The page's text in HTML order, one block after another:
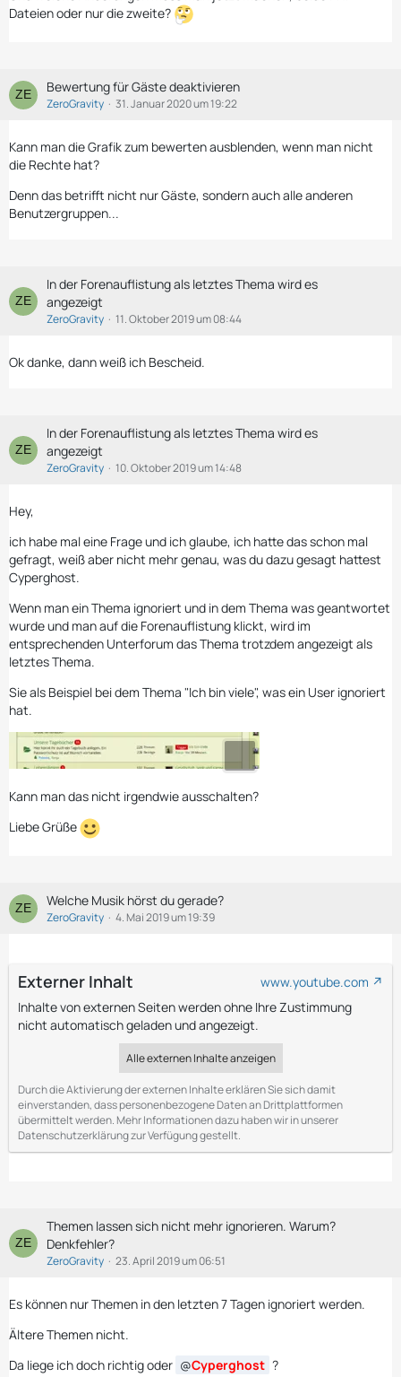
Dateien oder nur die zweite?
Bewertung für Gäste deaktivieren
ZeroGravity 31. Januar 2020 um 19:22
Kann man die Grafik zum bewerten ausblenden, wenn man nicht
die Rechte hat?
Denn das betrifft nicht nur Gäste, sondern auch alle anderen
Benutzergruppen...
In der Forenauflistung als letztes Thema wird es
angezeigt
ZeroGravity 11. Oktober 2019 um 08:44
Ok danke, dann weiß ich Bescheid.
In der Forenauflistung als letztes Thema wird es
angezeigt
ZeroGravity 10. Oktober 2019 um 14:48
Hey,
ich habe mal eine Frage und ich glaube, ich hatte das schon mal
gefragt, weiß aber nicht mehr genau, was du dazu gesagt hattest
Cyperghost.
Wenn man ein Thema ignoriert und in dem Thema was geantwortet
wurde und man auf die Forenauflistung klickt, wird im
entsprechenden Unterforum das Thema trotzdem angezeigt als
letztes Thema.
Sie als Beispiel bei dem Thema "Ich bin viele", was ein User ignoriert
hat.
Kann man das nicht irgendwie ausschalten?
Liebe Grüße
Welche Musik hörst du gerade?
ZeroGravity 4. Mai 2019 um 19:39
Externer Inhalt
www.youtube.com
Inhalte von externen Seiten werden ohne Ihre Zustimmung
nicht automatisch geladen und angezeigt.
Alle externen Inhalte anzeigen
Durch die Aktivierung der externen Inhalte erklären Sie sich damit
einverstanden, dass personenbezogene Daten an Drittplattformen
übermittelt werden. Mehr Informationen dazu haben wir in unserer
Datenschutzerklärung zur Verfügung gestellt.
Themen lassen sich nicht mehr ignorieren. Warum?
Denkfehler?
ZeroGravity 23. April 2019 um 06:51
Es können nur Themen in den letzten 7 Tagen ignoriert werden.
Ältere Themen nicht.
Da liege ich doch richtig oder
Cyperghost ?